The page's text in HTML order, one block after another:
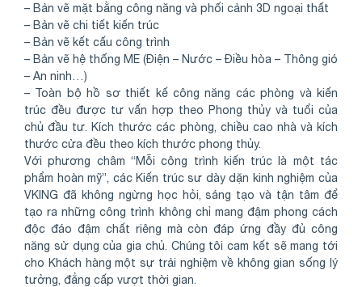
– Bản vẽ mặt bằng công năng và phối cảnh 3D ngoại thất
– Bản vẽ chi tiết kiến trúc
– Bản vẽ kết cấu công trình
– Bản vẽ hệ thống ME (Điện – Nước – Điều hòa – Thông gió
– An ninh…)
– Toàn bộ hồ sơ thiết kế công năng các phòng và kiến
trúc đều được tư vấn hợp theo Phong thủy và tuổi của
chủ đầu tư. Kích thước các phòng, chiều cao nhà và kích
thước cửa đều theo kích thước phong thủy.
Với phương châm “Mỗi công trình kiến trúc là một tác
phẩm hoàn mỹ”, các Kiến trúc sư dày dặn kinh nghiệm của
VKING đã không ngừng học hỏi, sáng tạo và tận tâm để
tạo ra những công trình không chỉ mang đậm phong cách
độc đáo đậm chất riêng mà còn đáp ứng đầy đủ công
năng sử dụng của gia chủ. Chúng tôi cam kết sẽ mang tới
cho Khách hàng một sự trải nghiệm về không gian sống lý
tưởng, đẳng cấp vượt thời gian.